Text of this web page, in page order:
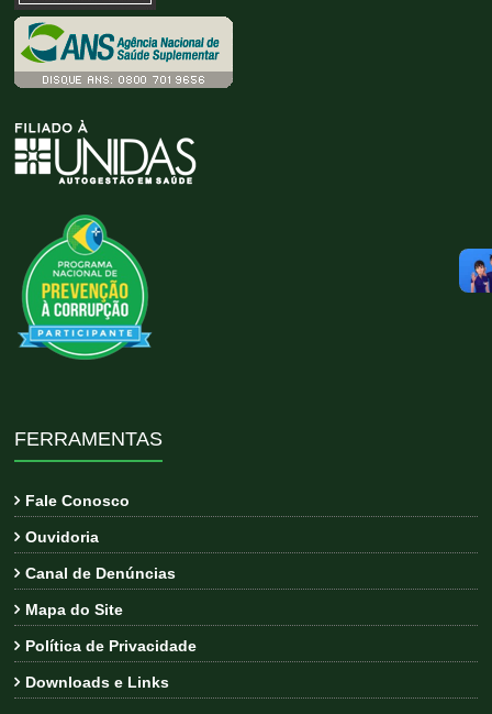
FERRAMENTAS
Fale Conosco
Ouvidoria
Canal de Denúncias
Mapa do Site
Política de Privacidade
Downloads e Links